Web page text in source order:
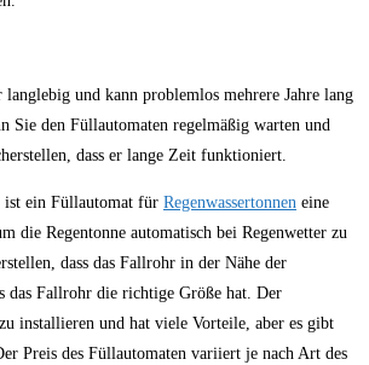
und kann problemlos mehrere Jahre lang
Sie den Füllautomaten regelmäßig warten und
dass er lange Zeit funktioniert.
ist ein Füllautomat für Regenwassertonnen eine
die Regentonne automatisch bei Regenwetter zu
dass das Fallrohr in der Nähe der
das Fallrohr die richtige Größe hat. Der
installieren und hat viele Vorteile, aber es gibt
Preis des Füllautomaten variiert je nach Art des